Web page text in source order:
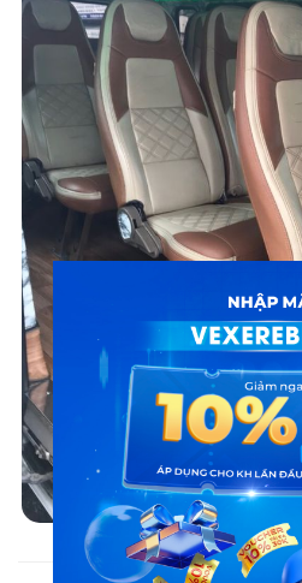
Nội thất hãng xe Anh